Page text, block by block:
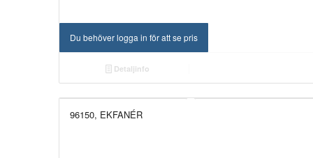
Du behöver logga in för att se pris
Detaljinfo
96150, EKFANÉR